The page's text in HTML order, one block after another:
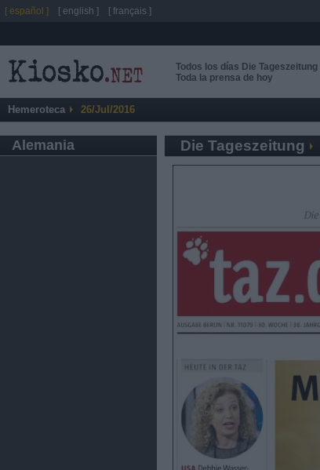
Todos los días Die Tageszeitung
Toda la prensa de hoy
Hemeroteca 26/Jul/2016
Alemania Die Tageszeitung
[ español ] [ english ] [ français ]